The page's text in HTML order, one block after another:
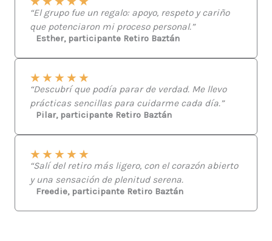
“El grupo fue un regalo: apoyo, respeto y cariño
que potenciaron mi proceso personal.”
Esther, participante Retiro Baztán
★★★★★
“Descubrí que podía parar de verdad. Me llevo
prácticas sencillas para cuidarme cada día.”
Pilar, participante Retiro Baztán
★★★★★
“Salí del retiro más ligero, con el corazón abierto
y una sensación de plenitud serena.
Freedie, participante Retiro Baztán